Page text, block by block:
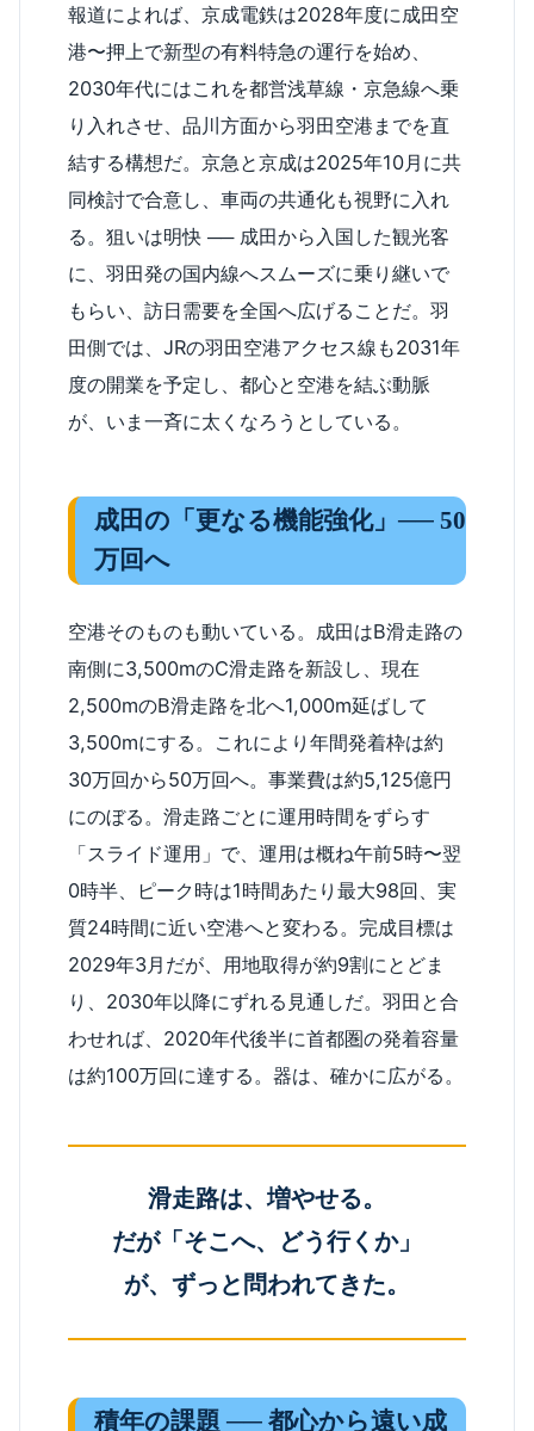
報道によれば、京成電鉄は2028年度に成田空
港〜押上で新型の有料特急の運行を始め、
2030年代にはこれを都営浅草線・京急線へ乗
り入れさせ、品川方面から羽田空港までを直
結する構想だ。京急と京成は2025年10月に共
同検討で合意し、車両の共通化も視野に入れ
る。狙いは明快 ── 成田から入国した観光客
に、羽田発の国内線へスムーズに乗り継いで
もらい、訪日需要を全国へ広げることだ。羽
田側では、JRの羽田空港アクセス線も2031年
度の開業を予定し、都心と空港を結ぶ動脈
が、いま一斉に太くなろうとしている。
成田の「更なる機能強化」── 50
万回へ
空港そのものも動いている。成田はB滑走路の
南側に3,500mのC滑走路を新設し、現在
2,500mのB滑走路を北へ1,000m延ばして
3,500mにする。これにより年間発着枠は約
30万回から50万回へ。事業費は約5,125億円
にのぼる。滑走路ごとに運用時間をずらす
「スライド運用」で、運用は概ね午前5時〜翌
0時半、ピーク時は1時間あたり最大98回、実
質24時間に近い空港へと変わる。完成目標は
2029年3月だが、用地取得が約9割にとどま
り、2030年以降にずれる見通しだ。羽田と合
わせれば、2020年代後半に首都圏の発着容量
は約100万回に達する。器は、確かに広がる。
滑走路は、増やせる。
だが「そこへ、どう行くか」
が、ずっと問われてきた。
積年の課題 ── 都心から遠い成